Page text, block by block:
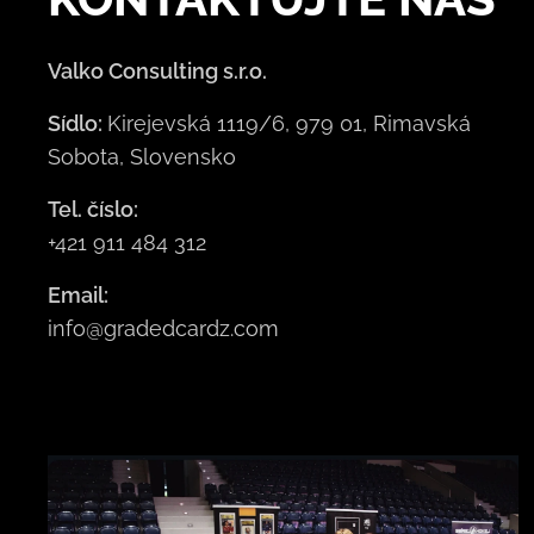
Valko Consulting s.r.o.
Sídlo: Kirejevská 1119/6, 979 01, Rimavská
Sobota, Slovensko
Tel. číslo:
+421 911 484 312
Email:
info@gradedcardz.com